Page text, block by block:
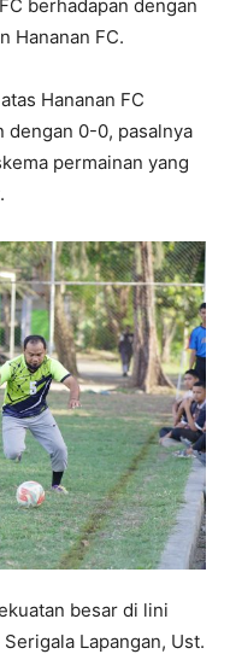
berhadapan dengan
Hananan FC.
Hananan FC
dengan 0-0, pasalnya
permainan yang
besar di lini
Lapangan, Ust.